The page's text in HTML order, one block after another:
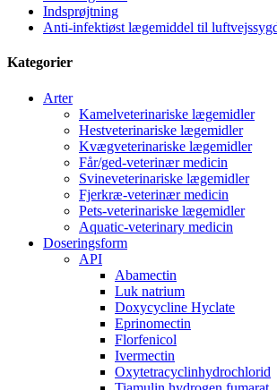
Indsprøjtning
Anti-infektiøst lægemiddel til
Kategorier
Arter
Kamelveterinariske lægemidler
Hestveterinariske lægemidler
Kvægveterinariske lægemidler
Får/ged-veterinær medicin
Svineveterinariske lægemidler
Fjerkræ-veterinær medicin
Pets-veterinariske lægemidler
Aquatic-veterinary medicin
Doseringsform
API
Abamectin
Luk natrium
Doxycycline Hyclate
Eprinomectin
Florfenicol
Ivermectin
Oxytetracyclinhydrochlorid